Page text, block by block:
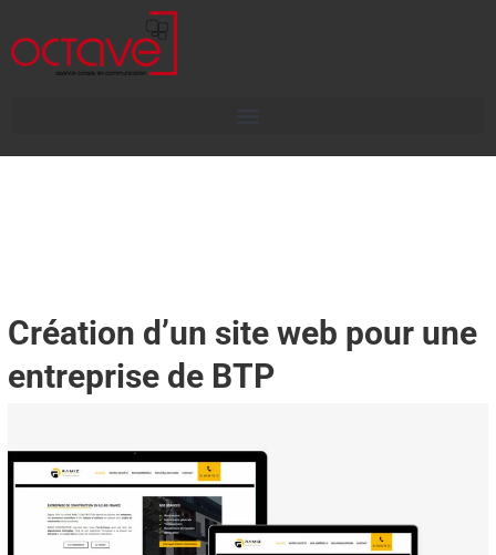
Création d’un site web pour une
entreprise de BTP